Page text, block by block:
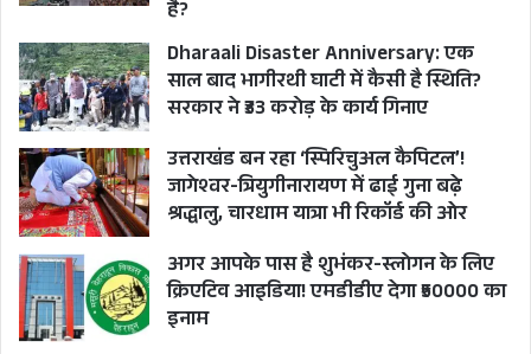
है?
Dharaali Disaster Anniversary: एक
साल बाद भागीरथी घाटी में कैसी है स्थिति?
सरकार ने ₹33 करोड़ के कार्य गिनाए
उत्तराखंड बन रहा ‘स्पिरिचुअल कैपिटल’!
जागेश्वर-त्रियुगीनारायण में ढाई गुना बढ़े
श्रद्धालु, चारधाम यात्रा भी रिकॉर्ड की ओर
अगर आपके पास है शुभंकर-स्लोगन के लिए
क्रिएटिव आइडिया! एमडीडीए देगा ₹50000 का
इनाम